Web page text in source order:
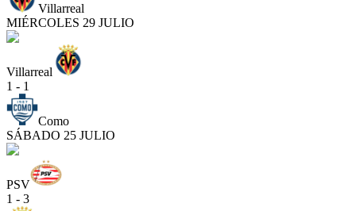
Villarreal
MIÉRCOLES 29 JULIO
Villarreal
1 - 1
Como
SÁBADO 25 JULIO
PSV
1 - 3